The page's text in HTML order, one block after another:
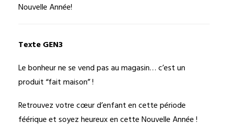
Nouvelle Année!
Texte GEN3
Le bonheur ne se vend pas au magasin… c’est un
produit “fait maison” !
Retrouvez votre cœur d’enfant en cette période
féérique et soyez heureux en cette Nouvelle Année !